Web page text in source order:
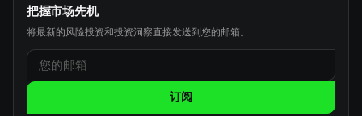
把握市场先机
将最新的风险投资和投资洞察直接发送到您的邮箱。
订阅